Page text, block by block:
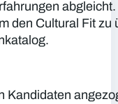
abgleicht.
den Cultural Fit zu
Kandidaten